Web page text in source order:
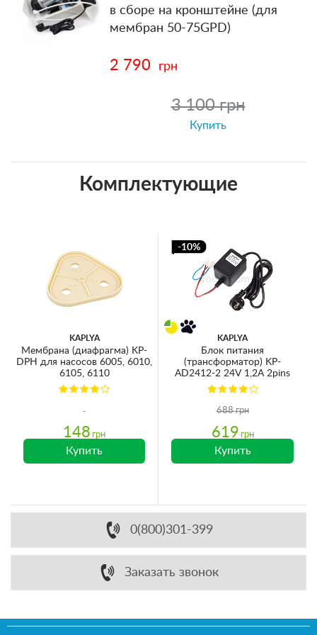
в сборе на кронштейне (для
мембран 50-75GPD)
2 790 грн
3 100 грн
Купить
Комплектующие
KAPLYA
Мембрана (диафрагма) KP-
DPH для насосов 6005, 6010,
6105, 6110
148 грн
Купить
-10%
KAPLYA
Блок питания
(трансформатор) KP-
AD2412-2 24V 1,2A 2pins
688 грн
619 грн
Купить
0(800)301-399
Заказать звонок